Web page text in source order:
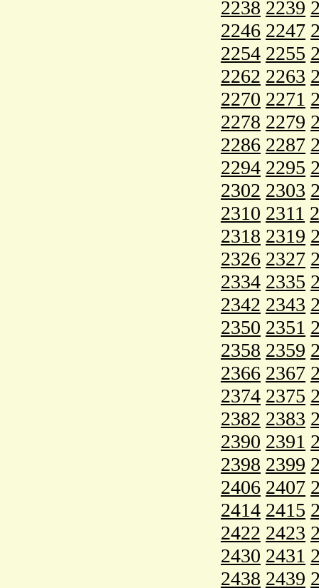
2238 2239
2246 2247
2254 2255
2262 2263
2270 2271
2278 2279
2286 2287
2294 2295
2302 2303
2310 2311
2318 2319
2326 2327
2334 2335
2342 2343
2350 2351
2358 2359
2366 2367
2374 2375
2382 2383
2390 2391
2398 2399
2406 2407
2414 2415
2422 2423
2430 2431
2438 2439